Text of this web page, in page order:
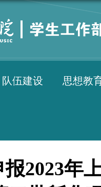
队伍建设 思想教
2023年